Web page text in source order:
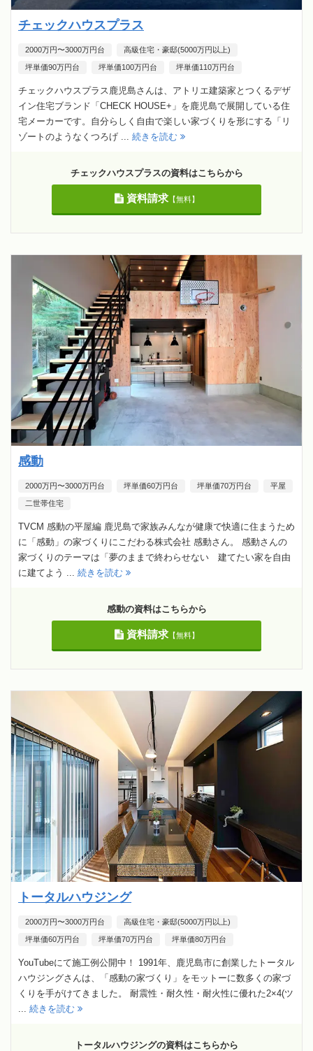
チェックハウスプラス
2000万円〜3000万円台 高級住宅・豪邸(5000万円以上)
坪単価90万円台 坪単価100万円台 坪単価110万円台
チェックハウスプラス鹿児島さんは、アトリエ建築家とつくるデザ
イン住宅ブランド「CHECK HOUSE+」を鹿児島で展開している住
宅メーカーです。自分らしく自由で楽しい家づくりを形にする「リ
ゾートのようなくつろげ ... 続きを読む
チェックハウスプラスの資料はこちらから
資料請求【無料】
感動
2000万円〜3000万円台 坪単価60万円台 坪単価70万円台 平屋
二世帯住宅
TVCM 感動の平屋編 鹿児島で家族みんなが健康で快適に住まうため
に「感動」の家づくりにこだわる株式会社 感動さん。 感動さんの
家づくりのテーマは「夢のままで終わらせない 建てたい家を自由
に建てよう ... 続きを読む
感動の資料はこちらから
資料請求【無料】
トータルハウジング
2000万円〜3000万円台 高級住宅・豪邸(5000万円以上)
坪単価60万円台 坪単価70万円台 坪単価80万円台
YouTubeにて施工例公開中！ 1991年、鹿児島市に創業したトータル
ハウジングさんは、「感動の家づくり」をモットーに数多くの家づ
くりを手がけてきました。 耐震性・耐久性・耐火性に優れた2×4(ツ
続きを読む
トータルハウジングの資料はこちらから